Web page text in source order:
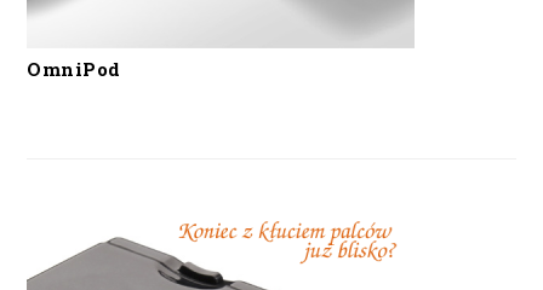
OmniPod